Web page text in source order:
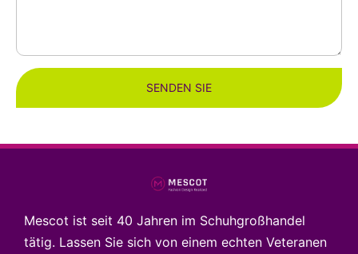
SENDEN SIE
Mescot ist seit 40 Jahren im Schuhgroßhandel
tätig. Lassen Sie sich von einem echten Veteranen